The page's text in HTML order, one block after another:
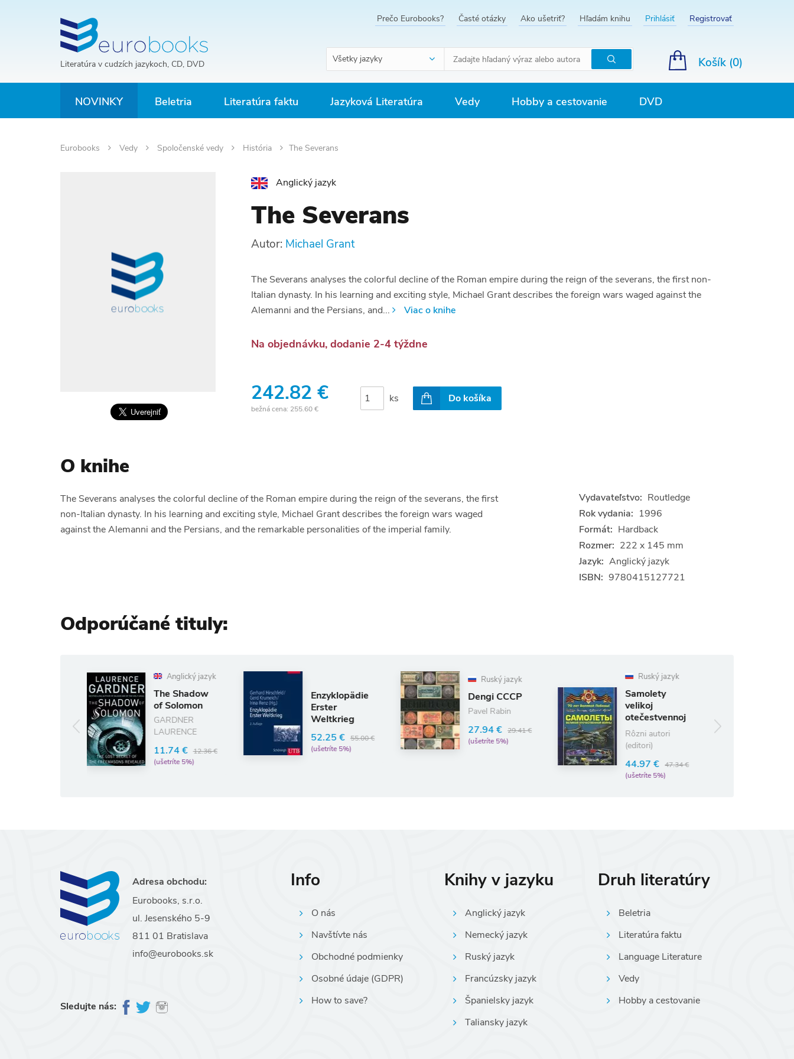
Literatúra v cudzích jazykoch, CD, DVD
Prečo Eurobooks? Časté otázky Ako ušetriť? Hľadám knihu Prihlásiť Registrovať
Všetky jazyky
Hľadať
Košík (0)
NOVINKY Beletria Literatúra faktu Jazyková Literatúra Vedy Hobby a cestovanie DVD
Eurobooks Vedy Spoločenské vedy História The Severans
Anglický jazyk
The Severans
Autor: Michael Grant
The Severans analyses the colorful decline of the Roman empire during the reign of the severans, the first non-
Italian dynasty. In his learning and exciting style, Michael Grant describes the foreign wars waged against the
Alemanni and the Persians, and...
Viac o knihe
Na objednávku, dodanie 2-4 týždne
242.82 €
bežná cena: 255.60 €
ks Do košíka
O knihe
The Severans analyses the colorful decline of the Roman empire during the reign of the severans, the first
non-Italian dynasty. In his learning and exciting style, Michael Grant describes the foreign wars waged
against the Alemanni and the Persians, and the remarkable personalities of the imperial family.
Vydavateľstvo: Routledge
Rok vydania: 1996
Formát: Hardback
Rozmer: 222 x 145 mm
Jazyk: Anglický jazyk
ISBN: 9780415127721
Odporúčané tituly:
Anglický jazyk
The Shadow
of Solomon
GARDNER
LAURENCE
11.74 € 12.36 €
(ušetríte 5%)
Enzyklopädie
Weltkrieg
55.00 €
Ruský jazyk
Dengi CCCP
Pavel Rabin
27.94 € 29.41 €
(ušetríte 5%)
Samolety
velikoj
otečestvennoj
Rôzni autori
(editori)
44.97 € 47.34 €
V. V. Lisko
Adresa obchodu:
Eurobooks, s.r.o.
ul. Jesenského 5-9
811 01 Bratislava
info@eurobooks.sk
Sledujte nás:
Info
O nás
Navštívte nás
Obchodné podmienky
Osobné údaje (GDPR)
How to save?
Knihy v jazyku
Anglický jazyk
Nemecký jazyk
Ruský jazyk
Francúzsky jazyk
Španielsky jazyk
Taliansky jazyk
Druh literatúry
Beletria
Literatúra faktu
Language Literature
Vedy
Hobby a cestovanie